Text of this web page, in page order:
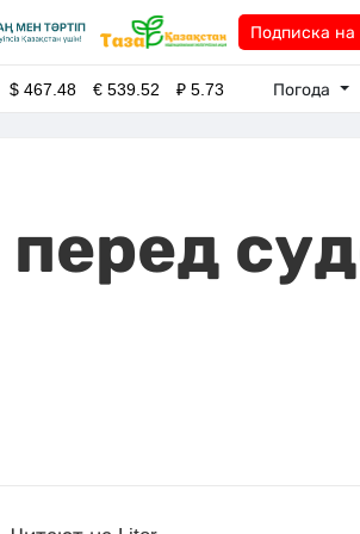
Подписка на
$467.48 €539.52 ₽5.73 Погода